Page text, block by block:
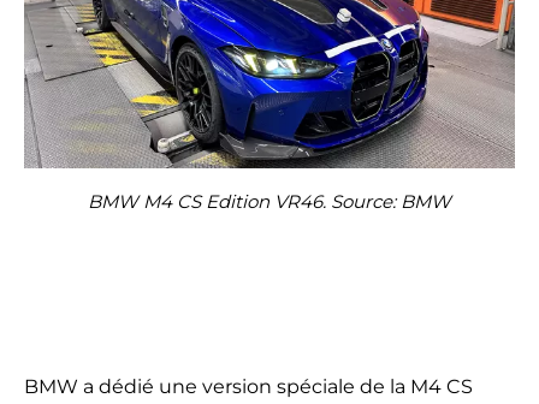
BMW M4 CS Edition VR46. Source: BMW
BMW a dédié une version spéciale de la M4 CS